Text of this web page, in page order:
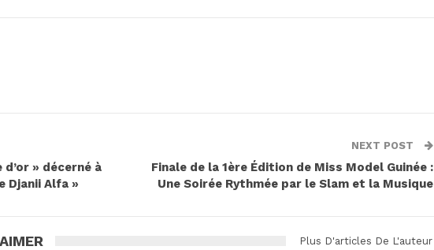
» décerné à
Djanii Alfa »
NEXT POST
Finale de la 1ère Édition de Miss Model Guinée :
Une Soirée Rythmée par le Slam et la Musique
Plus D'articles De L'auteur